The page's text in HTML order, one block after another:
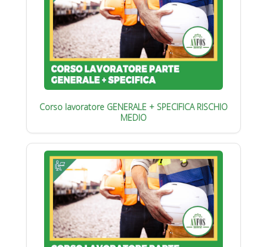
Corso lavoratore GENERALE + SPECIFICA RISCHIO
MEDIO